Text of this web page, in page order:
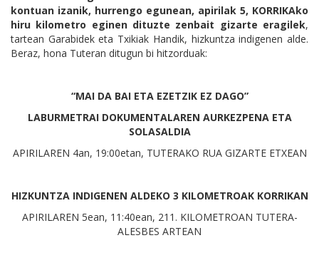
kontuan izanik, hurrengo egunean, apirilak 5, KORRIKAko
hiru kilometro eginen dituzte zenbait gizarte eragilek,
tartean Garabidek eta Txikiak Handik, hizkuntza indigenen alde.
Beraz, hona Tuteran ditugun bi hitzorduak:
“MAI DA BAI ETA EZETZIK EZ DAGO”
LABURMETRAI DOKUMENTALAREN AURKEZPENA ETA
SOLASALDIA
APIRILAREN 4an, 19:00etan, TUTERAKO RUA GIZARTE ETXEAN
HIZKUNTZA INDIGENEN ALDEKO 3 KILOMETROAK KORRIKAN
APIRILAREN 5ean, 11:40ean, 211. KILOMETROAN TUTERA-
ALESBES ARTEAN